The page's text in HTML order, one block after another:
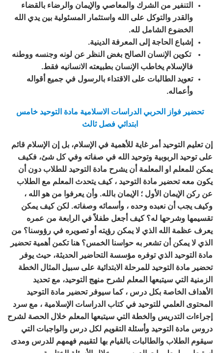
التنفير من الشرك والمعاصي والإيمان والرضاء بالقضاء
والقدر والتوكل على الله واستثمار المسئولية بين يدي الله
الخضوع الشامل لله.
إشباع الحاجة إلى المعرفة الدينية.
تكوين الإنسان الصالح بغض النظر عن لونه وجنسه ووطنه
فالإسلام يخاطب الإنسان بطبيعته الانسانيه فقط.
تعويد الطالبات على الاقتداء بالرسول في جميع أقواله
وأعماله.
تحضير فواز الحربي الدراسات الاسلامية مادة التوحيد خامس
ابتدائي فصل ثالث
إن تعليم التوحيد أمر غاية للأهمية في الإسلام، بل إن الإسلام قائم
على توحيد الربوبية وتوحيد الله في صفاته وفي كل شئ، فكيف
يمكن للمعلم او المعلمة أن يشرح مادة التوحيد للطلاب دون أن
يكون معه تحضير مادة التوحيد ، كيف يتحدث المعلم مع الطلاب
عن ركن الإيمان الأول ؛ الإيمان بالله. وأن يعرفوا من هو الله ،
وكيف يجب أن نعبده وحده ، وأسمائه وصفاته. لكن كيف يمكن
تقسيمها وشرحها له؟ كيف أجعل طفلاً في الرابعة من عمره
يعرف عظمة الله الذي لا يمكن رؤيته أو تصويره في رؤوسنا؟ من
الذي لا يمكن أن تشعر به حواسنا الخمس؟ هنا تكمن أهمية تحضير
مادة التوحيد الذي توفره مؤسسة التحاضير الحديثة، حيث يوفر
تحضير مادة التوحيد للمرحلة الابتدائية على سبيل المثال الخطة
الزمنية التي سيتبعها المعلم لشرح منهج التوحيد، مع تحديد
الأهداف الخاصة بكل درس ، كما سيوفر تحضير مادة التوحيد
المحتوى العلمي للتوحيد في كتاب الدراسات الإسلامية ، مع سرد
إجراءات التدريس والخطة التي سيتبعها المعلم خلال الحصة لشرح
دروس مادة التوحيد وأسئلة التقويم لكل درس والواجبات التي
سيقوم الطلاب والطالبات بالقيام بها لتقييم فهمهم للدرس ومدى